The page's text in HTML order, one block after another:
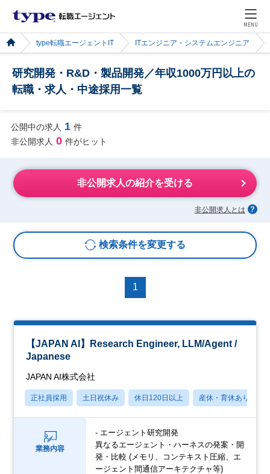
MENU
type転職エージェントIT ITエンジニア・システムエンジニア
研究開発・R&D・製品開発／年収1000万円以上の
転職・求人・中途採用一覧
公開中の求人 1 件
非公開求人 0 件がヒット
非公開求人の紹介を受ける
非公開求人とは
検索条件を変更する
1
【JAPAN AI】Research Engineer, LLM/Agent /
Japanese
JAPAN AI株式会社
正社員採用 土日祝休み 休日120日以上 産休・育休あり
業務内容
- エージェント研究開発
異なるエージェント・ハーネスの発案・開
発・比較 (メモリ、コンテキスト圧縮、エ
ージェント間通信アーキテクチャ等)